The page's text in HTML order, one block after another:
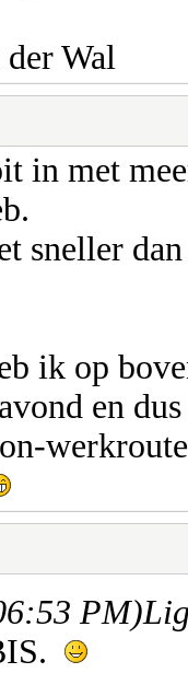
Wal
in met
sneller
ik op
en
PM)